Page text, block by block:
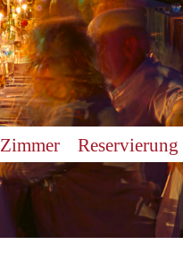
Zimmer Reservierung